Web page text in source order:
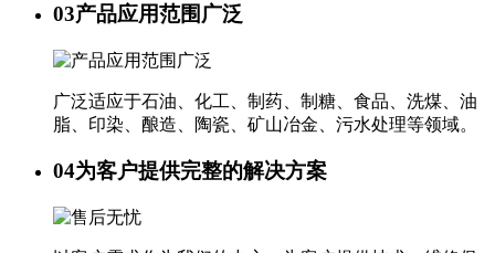
03产品应用范围广泛
广泛适应于石油、化工、制药、制糖、食品、洗煤、油
脂、印染、酿造、陶瓷、矿山冶金、污水处理等领域。
04为客户提供完整的解决方案